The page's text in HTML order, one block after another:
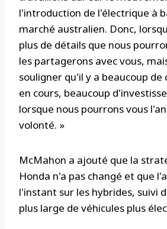
l'introduction de l'électrique à
marché australien. Donc,
plus de détails que nous
les partagerons avec vous,
souligner qu'il y a beaucoup
en cours, beaucoup
lorsque nous pourrons vous
volonté. »
McMahon a ajouté que la
Honda n'a pas changé et que
l'instant sur les hybrides, suivi
plus large de véhicules plus